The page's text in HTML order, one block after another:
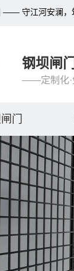
—— 守江河安澜，
钢坝闸
——定制化·
门